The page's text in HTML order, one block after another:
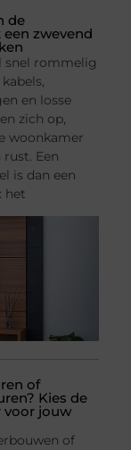
de
zwevend
snel rommelig
en losse
zich op,
woonkamer
Een
is dan een
het
of
Kies de
voor jouw
of